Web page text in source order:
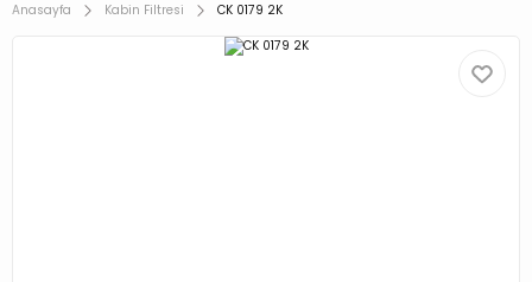
Anasayfa Kabin Filtresi CK 0179 2K